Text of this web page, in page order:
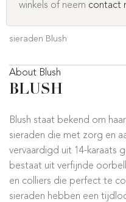
winkels of neem contact
sieraden Blush
About Blush
BLUSH
Blush staat bekend om
sieraden die met zorg en
vervaardigd uit 14-karaats
bestaat uit verfijnde
en colliers die perfect te
sieraden hebben een